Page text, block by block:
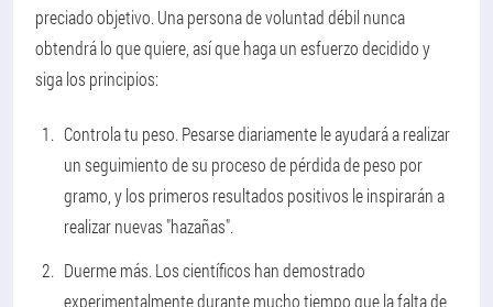
preciado objetivo. Una persona de voluntad débil nunca
obtendrá lo que quiere, así que haga un esfuerzo decidido y
siga los principios:
Controla tu peso. Pesarse diariamente le ayudará a realizar
un seguimiento de su proceso de pérdida de peso por
gramo, y los primeros resultados positivos le inspirarán a
realizar nuevas "hazañas".
Duerme más. Los científicos han demostrado
experimentalmente durante mucho tiempo que la falta de